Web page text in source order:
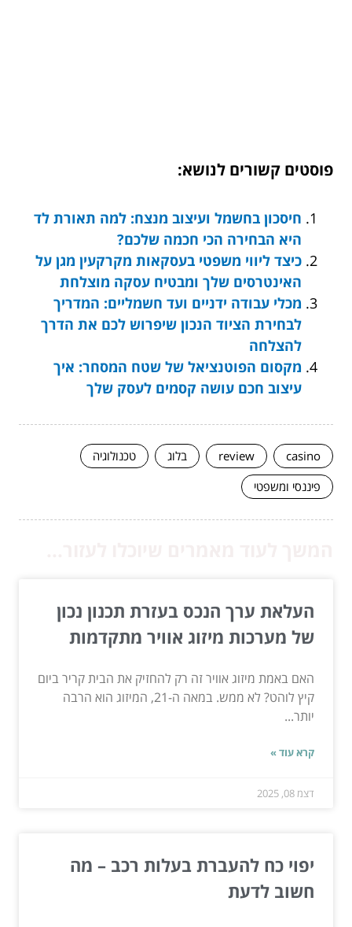
פוסטים קשורים לנושא:
חיסכון בחשמל ועיצוב מנצח: למה תאורת לד
היא הבחירה הכי חכמה שלכם?
כיצד ליווי משפטי בעסקאות מקרקעין מגן על
האינטרסים שלך ומבטיח עסקה מוצלחת
מכלי עבודה ידניים ועד חשמליים: המדריך
לבחירת הציוד הנכון שיפרוש לכם את הדרך
להצלחה
מקסום הפוטנציאל של שטח המסחר: איך
עיצוב חכם עושה קסמים לעסק שלך
casino
review בלוג
טכנולוגיה
פיננסי ומשפטי
העלאת ערך הנכס בעזרת תכנון נכון
של מערכות מיזוג אוויר מתקדמות
האם באמת מיזוג אוויר זה רק להחזיק את הבית קריר ביום
קיץ לוהט? לא ממש. במאה ה-21, המיזוג הוא הרבה
יותר...
קרא עוד »
דצמ 08, 2025
יפוי כח להעברת בעלות רכב – מה
חשוב לדעת